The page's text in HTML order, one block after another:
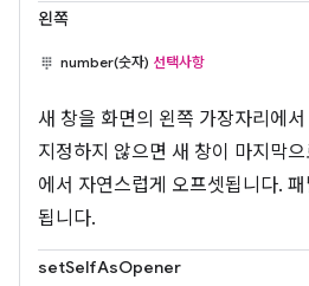
왼쪽
number(숫자) 선택사항
새 창을 화면의 왼쪽 가장자리에
지정하지 않으면 새 창이 마지막
에서 자연스럽게 오프셋됩니다.
됩니다.
setSelfAsOpener